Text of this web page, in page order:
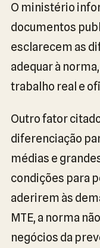
O ministério
documentos
esclarecem as
adequar à
trabalho real e
Outro fator
diferenciação
médias e
condições para
aderirem às
MTE, a norma
negócios da